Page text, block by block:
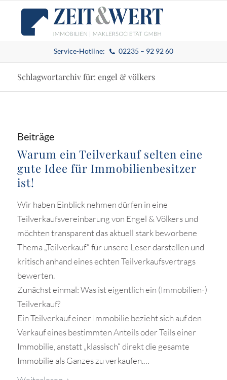
Service-Hotline: 02235 – 92 92 60
Schlagwortarchiv für: engel & völkers
Beiträge
Warum ein Teilverkauf selten eine
gute Idee für Immobilienbesitzer
ist!
Wir haben Einblick nehmen dürfen in eine
Teilverkaufsvereinbarung von Engel & Völkers und
möchten transparent das aktuell stark beworbene
Thema „Teilverkauf“ für unsere Leser darstellen und
kritisch anhand eines echten Teilverkaufsvertrags
bewerten.
Zunächst einmal: Was ist eigentlich ein (Immobilien-)
Teilverkauf?
Ein Teilverkauf einer Immobilie bezieht sich auf den
Verkauf eines bestimmten Anteils oder Teils einer
Immobilie, anstatt „klassisch“ direkt die gesamte
Immobilie als Ganzes zu verkaufen.…